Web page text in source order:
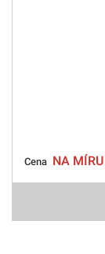
Cena NA MÍRU